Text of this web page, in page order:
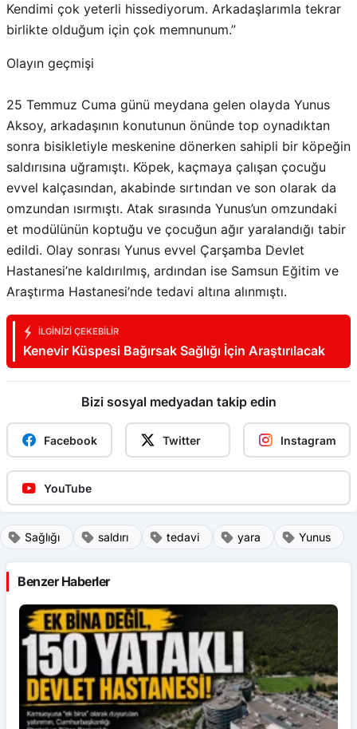
Kendimi çok yeterli hissediyorum. Arkadaşlarımla tekrar
birlikte olduğum için çok memnunum.”
Olayın geçmişi
25 Temmuz Cuma günü meydana gelen olayda Yunus
Aksoy, arkadaşının konutunun önünde top oynadıktan
sonra bisikletiyle meskenine dönerken sahipli bir köpeğin
saldırısına uğramıştı. Köpek, kaçmaya çalışan çocuğu
evvel kalçasından, akabinde sırtından ve son olarak da
omzundan ısırmıştı. Atak sırasında Yunus’un omzundaki
et modülünün koptuğu ve çocuğun ağır yaralandığı tabir
edildi. Olay sonrası Yunus evvel Çarşamba Devlet
Hastanesi’ne kaldırılmış, ardından ise Samsun Eğitim ve
Araştırma Hastanesi’nde tedavi altına alınmıştı.
İLGINIZI ÇEKEBILIR
Kenevir Küspesi Bağırsak Sağlığı İçin Araştırılacak
Bizi sosyal medyadan takip edin
Facebook Twitter Instagram
YouTube
Sağlığı saldırı tedavi yara Yunus
Benzer Haberler